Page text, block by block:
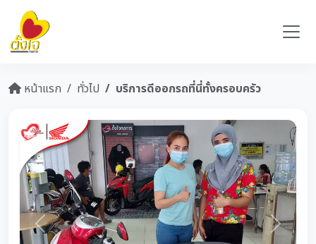
หน้าแรก ทั่วไป บริการดีออกรถที่นี่ทั้งครอบครัว
Previous Next